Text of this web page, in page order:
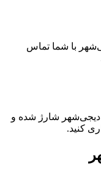
با شما تماس
دیجی‌شهر شارژ شده و
کنید.